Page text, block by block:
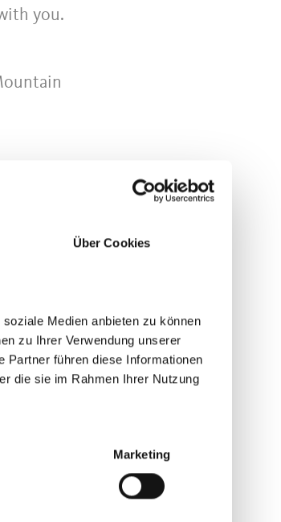
Über Cookies
Medien anbieten zu können
zu Ihrer Verwendung unserer
Partner führen diese Informationen
die sie im Rahmen Ihrer Nutzung
Marketing
you.